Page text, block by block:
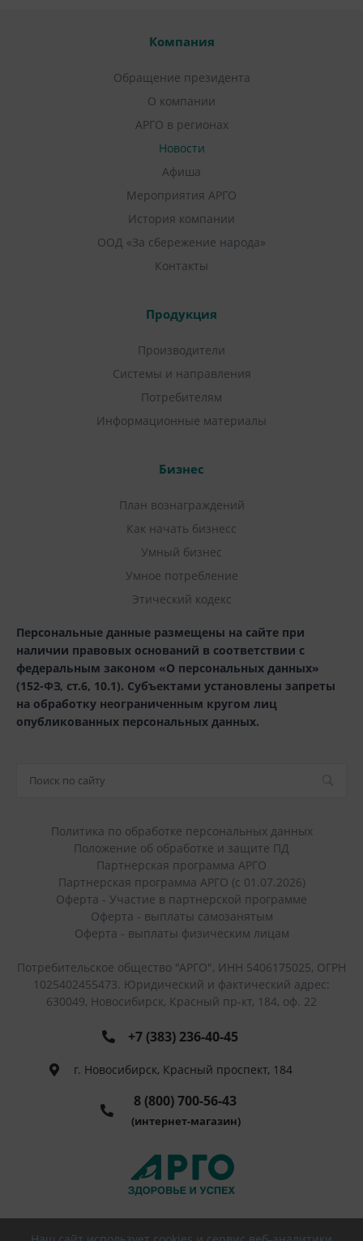
Компания
Обращение президента
О компании
АРГО в регионах
Новости
Афиша
Мероприятия АРГО
История компании
ООД «За сбережение народа»
Контакты
Продукция
Производители
Системы и направления
Потребителям
Информационные материалы
Бизнес
План вознаграждений
Как начать бизнесс
Умный бизнес
Умное потребление
Этический кодекс
Персональные данные размещены на сайте при
наличии правовых оснований в соответствии с
федеральным законом «О персональных данных»
(152-ФЗ, ст.6, 10.1). Субъектами установлены запреты
на обработку неограниченным кругом лиц
опубликованных персональных данных.
Политика по обработке персональных данных
Положение об обработке и защите ПД
Партнерская программа АРГО
Партнерская программа АРГО (с 01.07.2026)
Оферта - Участие в партнерской программе
Оферта - выплаты самозанятым
Оферта - выплаты физическим лицам
Потребительское общество "АРГО", ИНН 5406175025, ОГРН
1025402455473. Юридический и фактический адрес:
630049, Новосибирск, Красный пр-кт, 184, оф. 22
+7 (383) 236-40-45
г. Новосибирск, Красный проспект, 184
8 (800) 700-56-43
(интернет-магазин)